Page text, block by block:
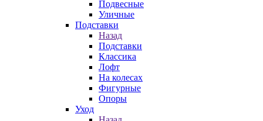
Подвесные
Уличные
Подставки
Назад
Подставки
Классика
Лофт
На колесах
Фигурные
Опоры
Уход